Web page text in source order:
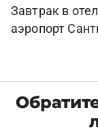
Завтрак в
аэропорт